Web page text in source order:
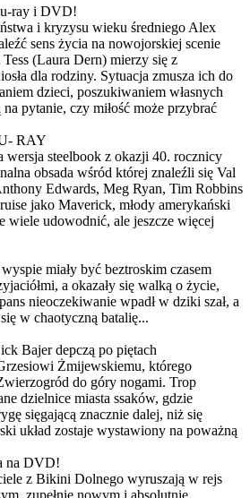
ray i DVD!
i kryzysu wieku średniego Alex
sens życia na nowojorskiej scenie
(Laura Dern) mierzy się z
dla rodziny. Sytuacja zmusza ich do
dzieci, poszukiwaniem własnych
pytanie, czy miłość może przybrać
RAY
wersja steelbook z okazji 40. rocznicy
obsada wśród której znaleźli się Val
Edwards, Meg Ryan, Tim Robbins
jako Maverick, młody amerykański
wiele udowodnić, ale jeszcze więcej
miały być beztroskim czasem
a okazały się walką o życie,
nieoczekiwanie wpadł w dziki szał, a
w chaotyczną batalię...
Bajer depczą po piętach
Żmijewskiemu, którego
do góry nogami. Trop
dzielnice miasta ssaków, gdzie
sięgającą znacznie dalej, niż się
układ zostaje wystawiony na poważną
na DVD!
z Bikini Dolnego wyruszają w rejs
zupełnie nowym i absolutnie